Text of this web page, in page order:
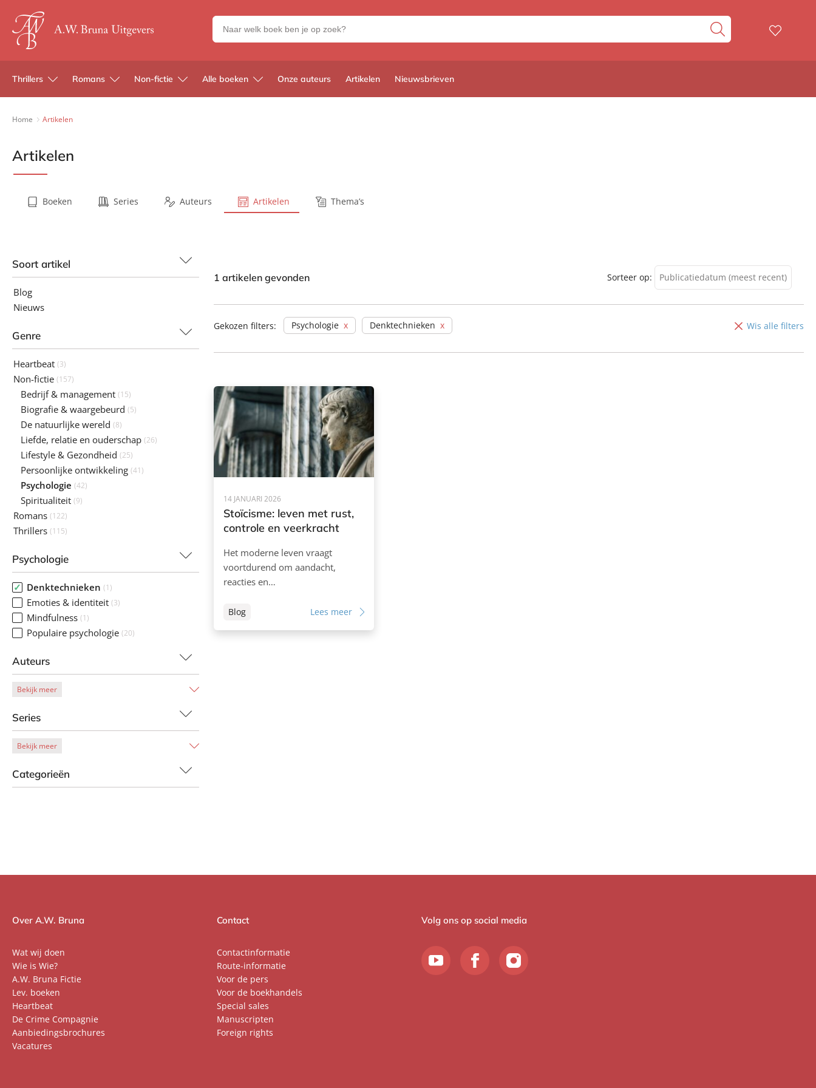
Zoeken
naar
en
uitgevers
Thrillers Romans Non-fictie Alle boeken Onze auteurs Artikelen Nieuwsbrieven
Home Artikelen
Artikelen
Boeken Series Auteurs Artikelen Thema’s
Soort artikel
Blog
Nieuws
Genre
Heartbeat (3)
Non-fictie (157)
Bedrijf & management (15)
Biografie & waargebeurd (5)
De natuurlijke wereld (8)
Liefde, relatie en ouderschap (26)
Lifestyle & Gezondheid (25)
Persoonlijke ontwikkeling (41)
Psychologie (42)
Spiritualiteit (9)
Romans (122)
Thrillers (115)
Psychologie
Denktechnieken (1)
Emoties & identiteit (3)
Mindfulness (1)
Populaire psychologie (20)
Auteurs
Bekijk meer
Series
Bekijk meer
Categorieën
1 artikelen gevonden Sorteer op: Publicatiedatum (meest recent)
recent)
Gekozen filters: Psychologie Denktechnieken Wis alle filters
14 JANUARI 2026
Stoïcisme: leven met rust,
controle en veerkracht
Het moderne leven vraagt
voortdurend om aandacht,
reacties en…
Blog Lees meer
Over A.W. Bruna
Wat wij doen
Wie is Wie?
A.W. Bruna Fictie
Lev. boeken
Heartbeat
De Crime Compagnie
Aanbiedingsbrochures
Vacatures
Contact
Contactinformatie
Route-informatie
Voor de pers
Voor de boekhandels
Special sales
Manuscripten
Foreign rights
Volg ons op social media